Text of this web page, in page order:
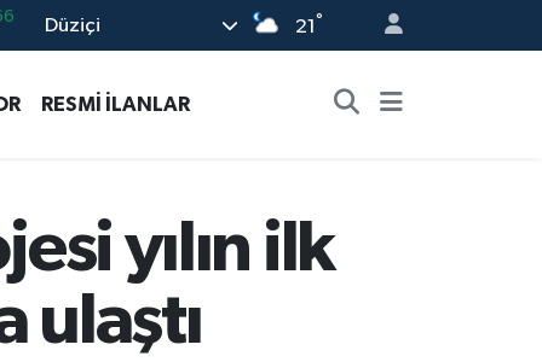
Düziçi 21 °
RESMİ İLANLAR
yılın ilk
ulaştı